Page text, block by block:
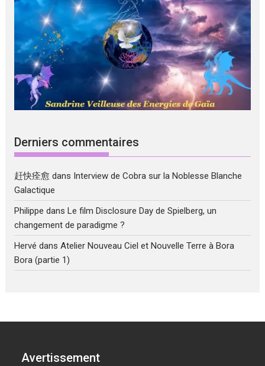
Derniers commentaires
赶快痊愈 dans Interview de Cobra sur la Noblesse Blanche
Galactique
Philippe dansLe film Disclosure Day de Spielberg, un
changement de paradigme ?
Hervé dansAtelier Nouveau Ciel et Nouvelle Terre à Bora
Bora (partie 1)
Avertissement